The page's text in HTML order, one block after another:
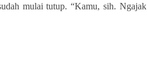
mulai tutup. “Kamu, sih. Ngajak